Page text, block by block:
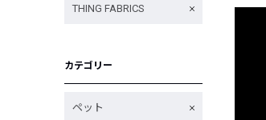
THING FABRICS
カテゴリー
ペット